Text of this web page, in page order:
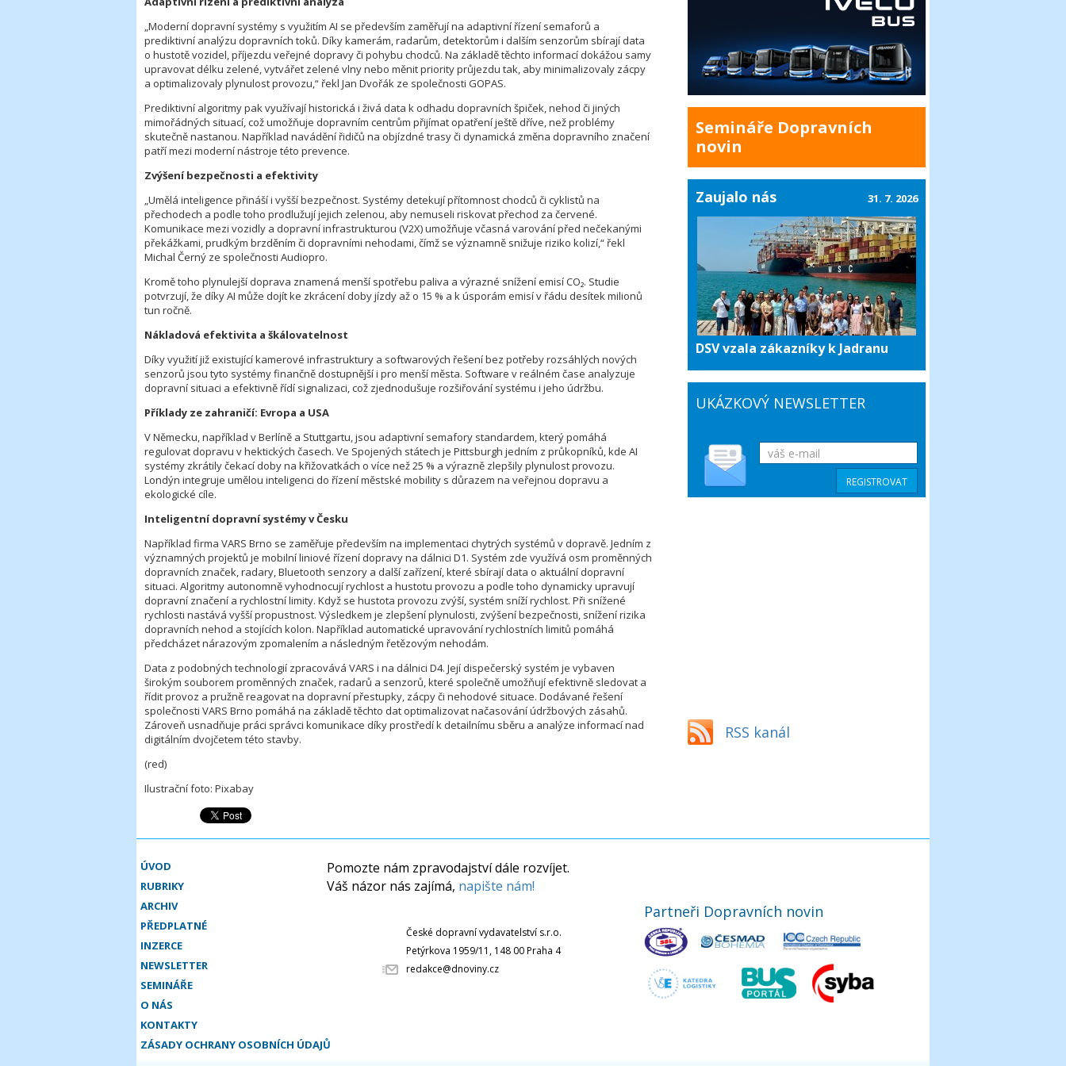
„Moderní dopravní systémy s využitím AI se především zaměřují na adaptivní řízení semaforů a
prediktivní analýzu dopravních toků. Díky kamerám, radarům, detektorům i dalším senzorům sbírají data
o hustotě vozidel, příjezdu veřejné dopravy či pohybu chodců. Na základě těchto informací dokážou samy
upravovat délku zelené, vytvářet zelené vlny nebo měnit priority průjezdu tak, aby minimalizovaly zácpy
a optimalizovaly plynulost provozu,“ řekl Jan Dvořák ze společnosti GOPAS.
Prediktivní algoritmy pak využívají historická i živá data k odhadu dopravních špiček, nehod či jiných
mimořádných situací, což umožňuje dopravním centrům přijímat opatření ještě dříve, než problémy
skutečně nastanou. Například navádění řidičů na objízdné trasy či dynamická změna dopravního značení
patří mezi moderní nástroje této prevence.
Zvýšení bezpečnosti a efektivity
„Umělá inteligence přináší i vyšší bezpečnost. Systémy detekují přítomnost chodců či cyklistů na
přechodech a podle toho prodlužují jejich zelenou, aby nemuseli riskovat přechod za červené.
Komunikace mezi vozidly a dopravní infrastrukturou (V2X) umožňuje včasná varování před nečekanými
překážkami, prudkým brzděním či dopravními nehodami, čímž se významně snižuje riziko kolizí,“ řekl
Michal Černý ze společnosti Audiopro.
Kromě toho plynulejší doprava znamená menší spotřebu paliva a výrazné snížení emisí CO₂. Studie
potvrzují, že díky AI může dojít ke zkrácení doby jízdy až o 15 % a k úsporám emisí v řádu desítek milionů
tun ročně.
Nákladová efektivita a škálovatelnost
Díky využití již existující kamerové infrastruktury a softwarových řešení bez potřeby rozsáhlých nových
senzorů jsou tyto systémy finančně dostupnější i pro menší města. Software v reálném čase analyzuje
dopravní situaci a efektivně řídí signalizaci, což zjednodušuje rozšiřování systému i jeho údržbu.
Příklady ze zahraničí: Evropa a USA
V Německu, například v Berlíně a Stuttgartu, jsou adaptivní semafory standardem, který pomáhá
regulovat dopravu v hektických časech. Ve Spojených státech je Pittsburgh jedním z průkopníků, kde AI
systémy zkrátily čekací doby na křižovatkách o více než 25 % a výrazně zlepšily plynulost provozu.
Londýn integruje umělou inteligenci do řízení městské mobility s důrazem na veřejnou dopravu a
ekologické cíle.
Inteligentní dopravní systémy v Česku
Například firma VARS Brno se zaměřuje především na implementaci chytrých systémů v dopravě. Jedním z
významných projektů je mobilní liniové řízení dopravy na dálnici D1. Systém zde využívá osm proměnných
dopravních značek, radary, Bluetooth senzory a další zařízení, které sbírají data o aktuální dopravní
situaci. Algoritmy autonomně vyhodnocují rychlost a hustotu provozu a podle toho dynamicky upravují
dopravní značení a rychlostní limity. Když se hustota provozu zvýší, systém sníží rychlost. Při snížené
rychlosti nastává vyšší propustnost. Výsledkem je zlepšení plynulosti, zvýšení bezpečnosti, snížení rizika
dopravních nehod a stojících kolon. Například automatické upravování rychlostních limitů pomáhá
předcházet nárazovým zpomalením a následným řetězovým nehodám.
Data z podobných technologií zpracovává VARS i na dálnici D4. Její dispečerský systém je vybaven
širokým souborem proměnných značek, radarů a senzorů, které společně umožňují efektivně sledovat a
řídit provoz a pružně reagovat na dopravní přestupky, zácpy či nehodové situace. Dodávané řešení
společnosti VARS Brno pomáhá na základě těchto dat optimalizovat načasování údržbových zásahů.
Zároveň usnadňuje práci správci komunikace díky prostředí k detailnímu sběru a analýze informací nad
digitálním dvojčetem této stavby.
(red)
Ilustrační foto: Pixabay
Semináře Dopravních
novin
Zaujalo nás
DSV vzala zákazníky k Jadranu
31. 7. 2026
UKÁZKOVÝ NEWSLETTER
RSS kanál
ÚVOD
RUBRIKY
ARCHIV
PŘEDPLATNÉ
INZERCE
NEWSLETTER
SEMINÁŘE
O NÁS
KONTAKTY
ZÁSADY OCHRANY OSOBNÍCH ÚDAJŮ
Pomozte nám zpravodajství dále rozvíjet.
Váš názor nás zajímá, napište nám!
České dopravní vydavatelství s.r.o.
Petýrkova 1959/11, 148 00 Praha 4
redakce@dnoviny.cz
Partneři Dopravních novin